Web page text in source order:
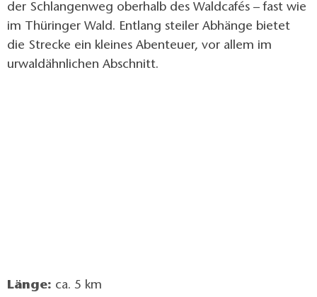
der Schlangenweg oberhalb des Waldcafés – fast wie
im Thüringer Wald. Entlang steiler Abhänge bietet
die Strecke ein kleines Abenteuer, vor allem im
urwaldähnlichen Abschnitt.
Länge: ca. 5 km